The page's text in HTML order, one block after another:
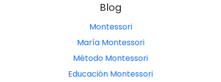
Blog
Montessori
María Montessori
Método Montessori
Educación Montessori